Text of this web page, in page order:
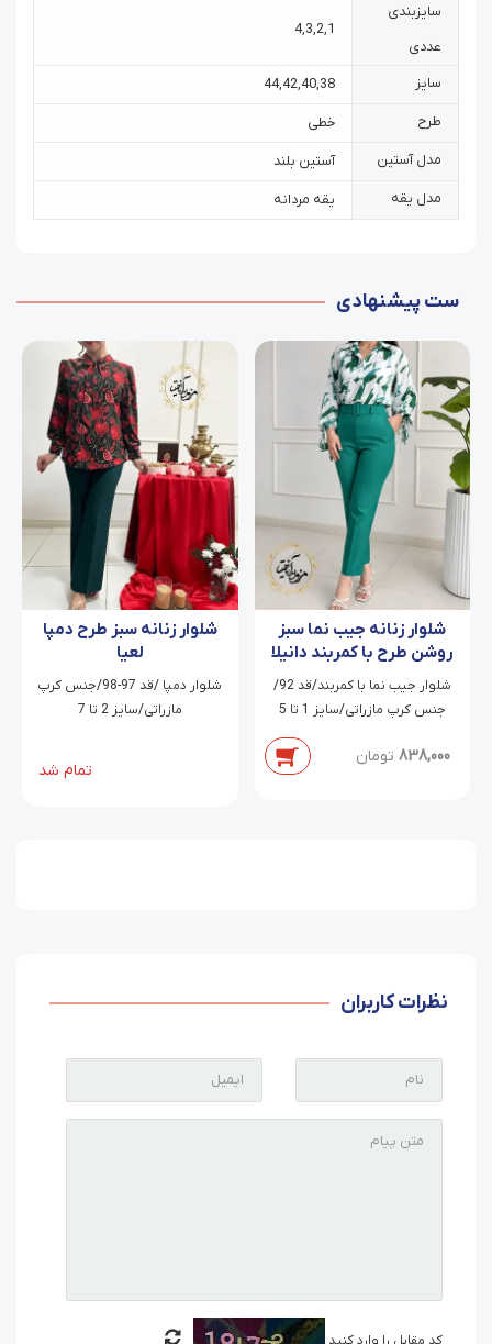
سایزبندی
عددی
1
,
2
,
3
,
4
سایز 38
,
40
,
42
,
44
طرح خطی
مدل آستین آستین بلند
مدل یقه یقه مردانه
ست پیشنهادی
شلوار زنانه جیب نما سبز
روشن طرح با کمربند دانیلا
شلوار جیب نما با کمربند/قد 92/
جنس کرپ مازراتی/سایز 1 تا 5
838,000 تومان
شلوار زنانه سبز طرح دمپا
لعیا
شلوار دمپا /قد 97-98/جنس کرپ
مازراتی/سایز 2 تا 7
تمام شد
نظرات کاربران
کد مقابل را وارد کنید